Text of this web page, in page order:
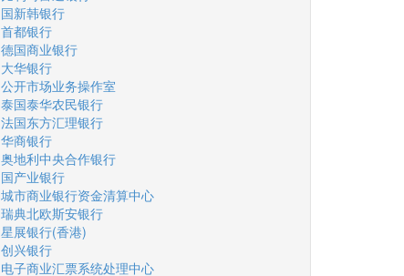
国新韩银行
首都银行
德国商业银行
大华银行
公开市场业务操作室
泰国泰华农民银行
法国东方汇理银行
华商银行
奥地利中央合作银行
国产业银行
城市商业银行资金清算中心
瑞典北欧斯安银行
星展银行(香港)
创兴银行
电子商业汇票系统处理中心